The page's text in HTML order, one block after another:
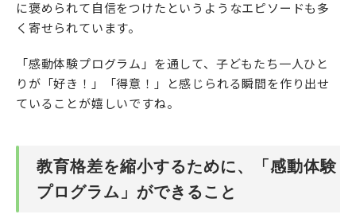
に褒められて自信をつけたというようなエピソードも多
く寄せられています。
「感動体験プログラム」を通して、子どもたち一人ひと
りが「好き！」「得意！」と感じられる瞬間を作り出せ
ていることが嬉しいですね。
教育格差を縮小するために、「感動体験
プログラム」ができること